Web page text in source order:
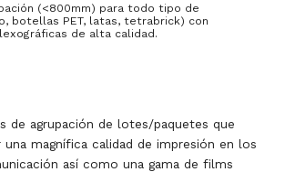
(<800mm) para todo tipo de
botellas PET, latas, tetrabrick) con
de alta calidad.
de agrupación de lotes/paquetes que
magnífica calidad de impresión en los
así como una gama de films